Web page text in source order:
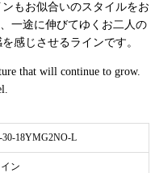
もお似合いのスタイルをお
一途に伸びてゆくお二人の
感じさせるラインです。
that will continue to grow.
30-18YMG2NO-L
ン